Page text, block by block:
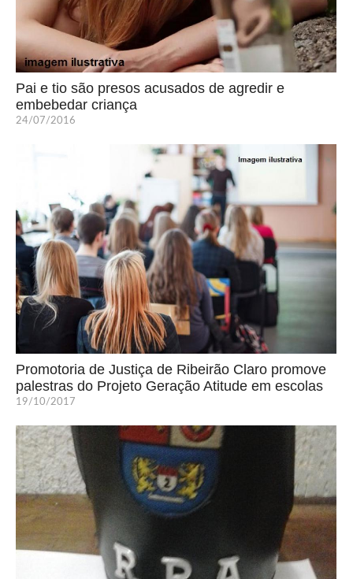
Pai e tio são presos acusados de agredir e
embebedar criança
24/07/2016
Promotoria de Justiça de Ribeirão Claro promove
palestras do Projeto Geração Atitude em escolas
19/10/2017